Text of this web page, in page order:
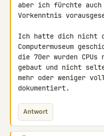
aber ich fürchte
Vorkenntnis
Ich hatte dich nicht
Computermuseum
die 70er wurden CPUs
gebaut und nicht
mehr oder weniger
dokumentiert.
Antwort